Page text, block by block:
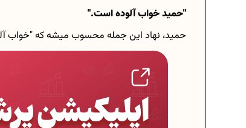
"حمید خواب آلوده است."
حمید، نهاد این جمله محسوب میشه که "خواب